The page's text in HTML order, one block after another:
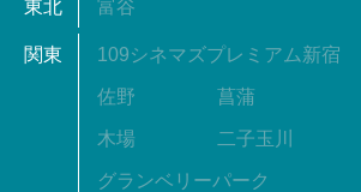
東北 富谷
関東 109シネマズプレミアム新宿
佐野 菖蒲
木場 二子玉川
グランベリーパーク